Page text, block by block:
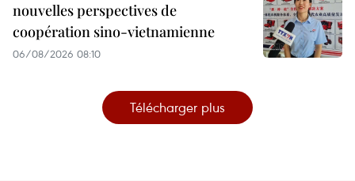
nouvelles perspectives de
coopération sino-vietnamienne
06/08/2026 08:10
Télécharger plus